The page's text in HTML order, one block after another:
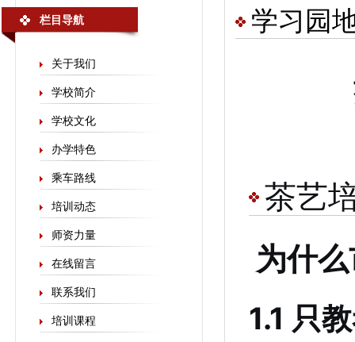
栏目导航
关于我们
学校简介
学校文化
办学特色
乘车路线
培训动态
师资力量
在线留言
联系我们
培训课程
学习园
茶艺
为什
1.1 只